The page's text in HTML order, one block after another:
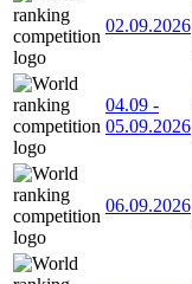
02.09.2026
04.09 -
05.09.2026
06.09.2026